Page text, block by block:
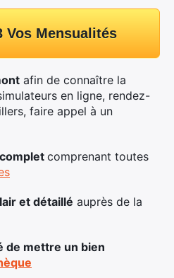
Vos Mensualités
afin de connaître la
en ligne, rendez-
faire appel à un
comprenant toutes
et détaillé auprès de la
de mettre un bien